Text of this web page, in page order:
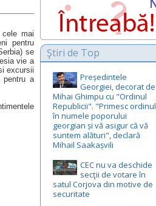
mai
pentru
se
vie a
excursii
pentru a
Ştiri de Top
Președintele
Georgiei, decorat de
Mihai Ghimpu cu "Ordinul
Republicii". "Primesc ordinul
în numele poporului
georgian și vă asigur că vă
suntem alături", declară
Mihail Saakașvili
CEC nu va deschide
secţii de votare în
satul Corjova din motive de
securitate